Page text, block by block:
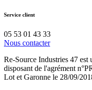
Service client
05 53 01 43 33
Nous contacter
Re-Source Industries 47 est
disposant de l'agrément
Lot et Garonne le 28/09/